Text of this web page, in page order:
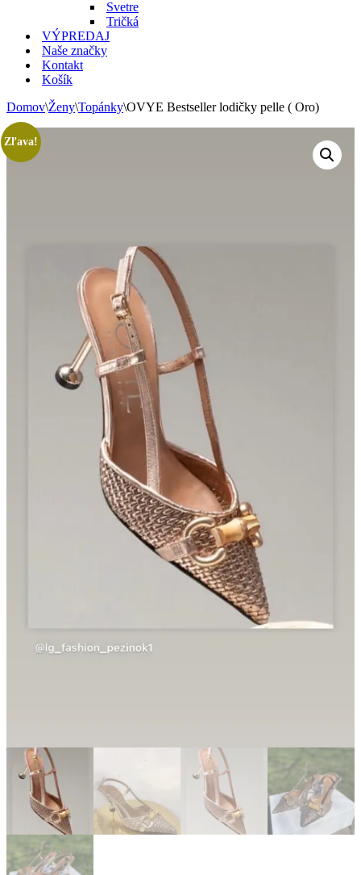
Svetre
Tričká
VÝPREDAJ
Naše značky
Kontakt
Košík
Domov\Ženy\Topánky\OVYE Bestseller lodičky pelle ( Oro)
Zľava!